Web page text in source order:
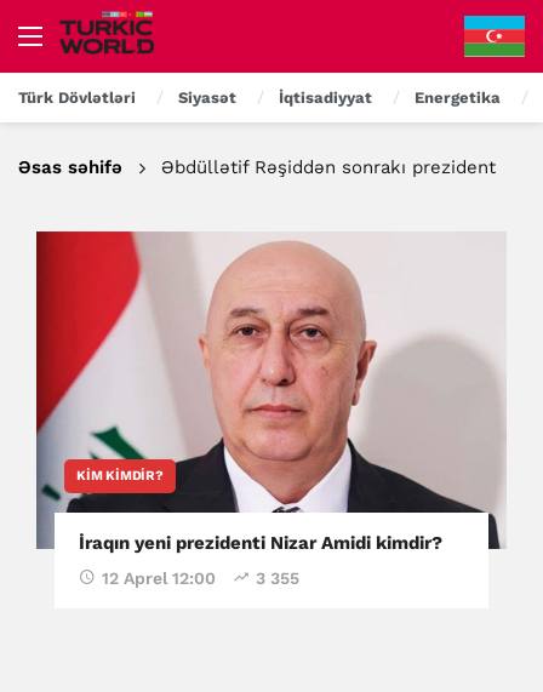
Türk Dövlətləri Siyasət İqtisadiyyat Energetika
Əsas səhifə Əbdüllətif Rəşiddən sonrakı prezident
KIM KIMDIR?
İraqın yeni prezidenti Nizar Amidi kimdir?
12 Aprel 12:00 3 355